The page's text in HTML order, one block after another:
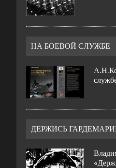
НА БОЕВОЙ СЛУЖБЕ
ДЕРЖИСЬ